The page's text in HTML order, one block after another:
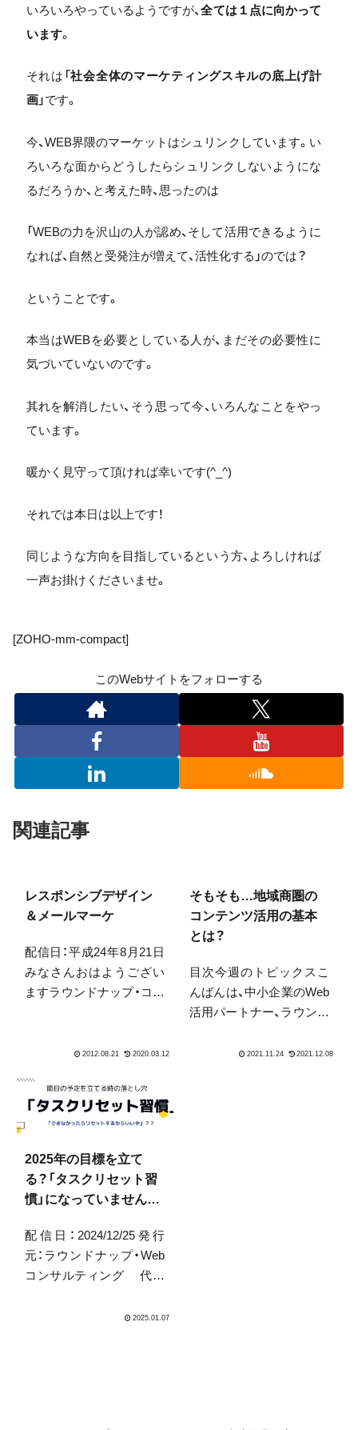
いろいろやっているようですが、全ては１点に向かって
います。
それは「社会全体のマーケティングスキルの底上げ計
画」です。
今、WEB界隈のマーケットはシュリンクしています。い
ろいろな面からどうしたらシュリンクしないようにな
るだろうか、と考えた時、思ったのは
「WEBの力を沢山の人が認め、そして活用できるように
なれば、自然と受発注が増えて、活性化する」のでは？
ということです。
本当はWEBを必要としている人が、まだその必要性に
気づいていないのです。
其れを解消したい、そう思って今、いろんなことをやっ
ています。
暖かく見守って頂ければ幸いです(^_^)
それでは本日は以上です！
同じような方向を目指しているという方、よろしければ
一声お掛けくださいませ。
[ZOHO-mm-compact]
このWebサイトをフォローする
関連記事
レスポンシブデザイン
＆メールマーケ
配信日：平成24年8月21日
みなさんおはようござい
ますラウンドナップ・コン
すね！熊谷は37度とか。実
ょっと両親が心配です。
冷やし甘酒が「飲む点滴」
Ama...
そもそも…地域商圏の
コンテンツ活用の基本
とは？
目次今週のトピックスこ
んばんは、中小企業のWeb
活用パートナー、ラウンド
ングの中山です。急に寒
2025年の目標を立て
る？「タスクリセット習
慣」になっていません
配信日：2024/12/25発行
元：ラウンドナップ・Web
コンサルティング 代表
2024年も1週間で終わりで